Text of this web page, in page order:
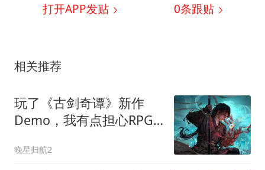
打开APP发贴 0条跟贴
相关推荐
玩了《古剑奇谭》新作
Demo，我有点担心RPG
晚星归航2